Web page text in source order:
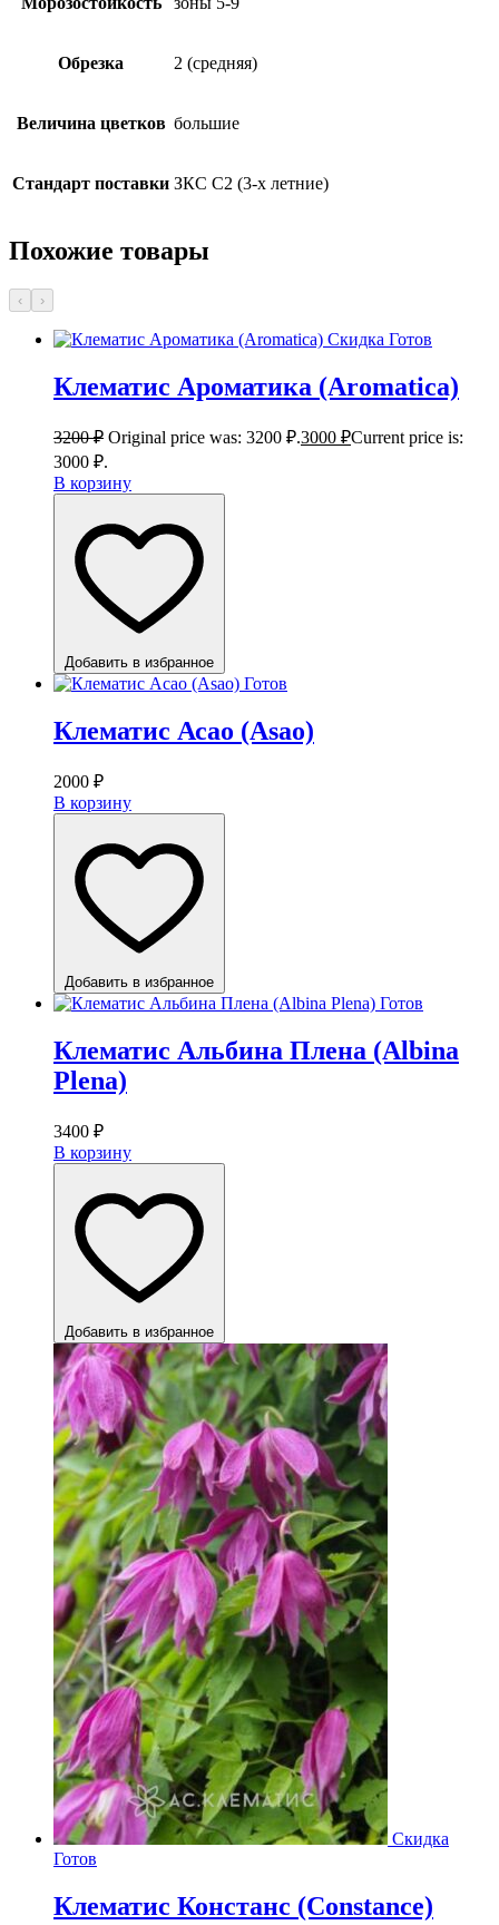
Обрезка 2 (средняя)
Величина цветков большие
Стандарт поставки ЗКС С2 (3-х летние)
Похожие товары
‹ ›
Скидка Готов
Клематис Ароматика (Aromatica)
3200₽ Original price was: 3200 ₽.3000 ₽Current price is:
3000 ₽.
В корзину
Добавить в избранное
Готов
Клематис Асао (Asao)
2000 ₽
В корзину
Добавить в избранное
Готов
Клематис Альбина Плена (Albina
Plena)
3400 ₽
В корзину
Добавить в избранное
Скидка
Готов
Клематис Констанс (Constance)